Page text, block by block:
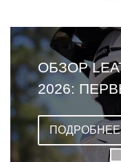
ОБЗОР
2026:
ПОДРОБНЕЕ